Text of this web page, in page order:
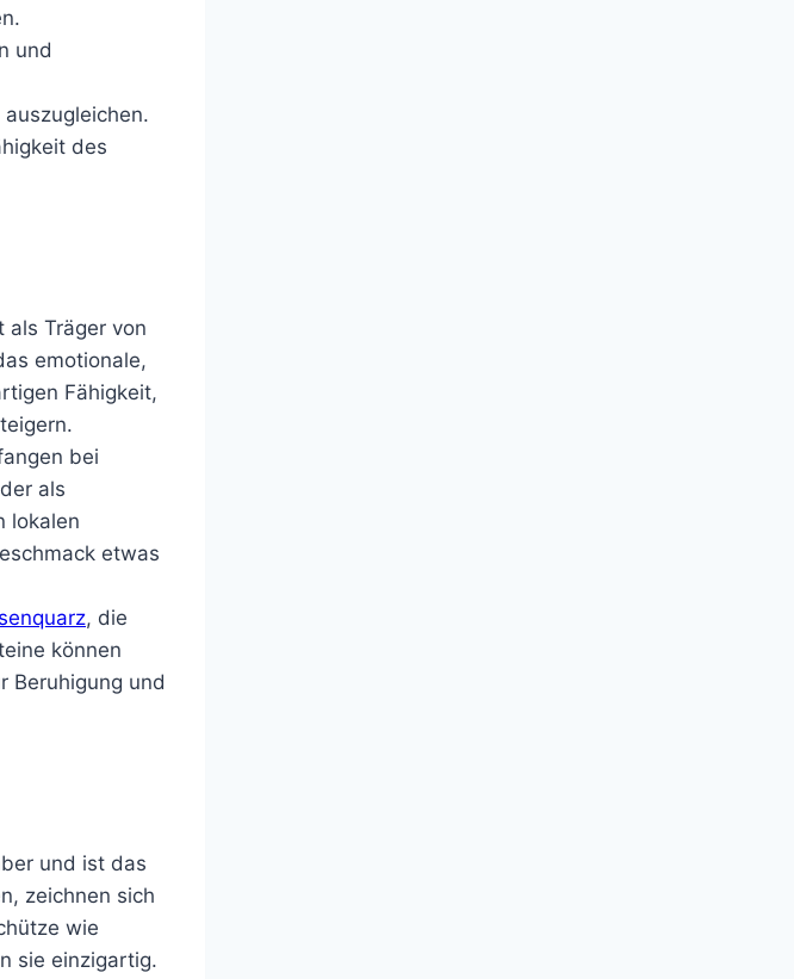
und
des
als Träger von
emotionale,
Fähigkeit,
bei
als
lokalen
etwas
, die
können
Beruhigung und
und ist das
zeichnen sich
wie
sie einzigartig.